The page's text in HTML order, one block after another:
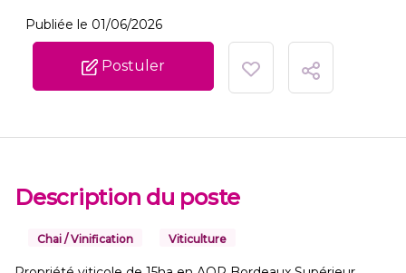
Publiée le 01/06/2026
Postuler
Description du poste
Chai / Vinification Viticulture